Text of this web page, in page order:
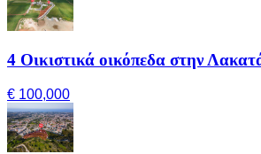
4 Οικιστικά οικόπεδα στην
€ 100,000